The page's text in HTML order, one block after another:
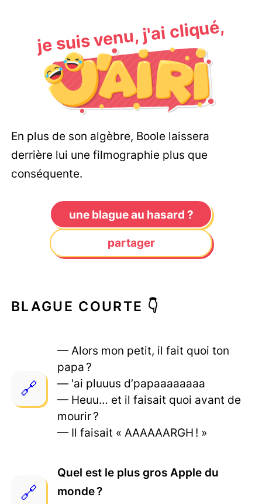
je suis venu, j'ai cliqué,
En plus de son algèbre, Boole laissera
derrière lui une filmographie plus que
conséquente.
une blague au hasard ?
partager
BLAGUE COURTE 👇
— Alors mon petit, il fait quoi ton
papa ?
— 'ai pluuus d’papaaaaaaaa
— Heuu… et il faisait quoi avant de
mourir ?
— Il faisait « AAAAAARGH ! »
Quel est le plus gros Apple du
monde ?